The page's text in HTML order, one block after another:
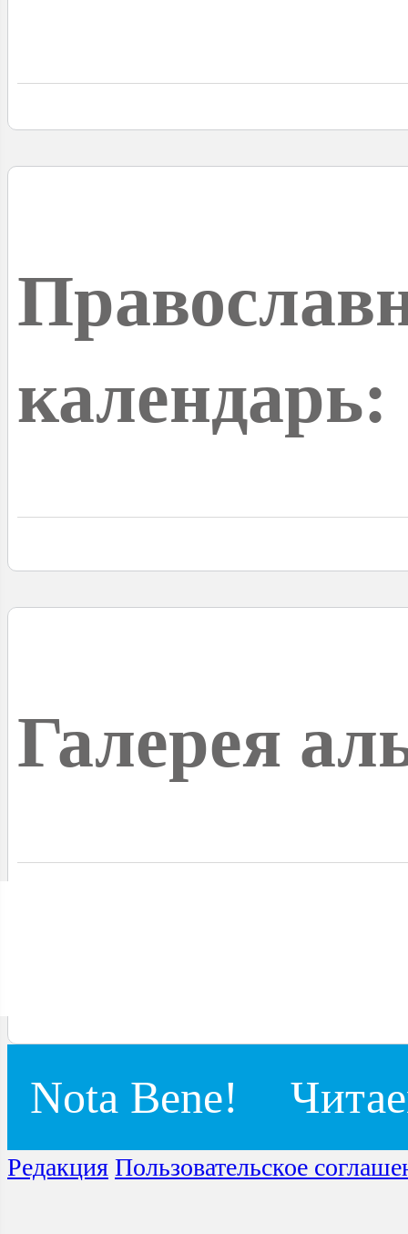
календарь:
Галерея
Nota Bene!
Редакция Пользовательское